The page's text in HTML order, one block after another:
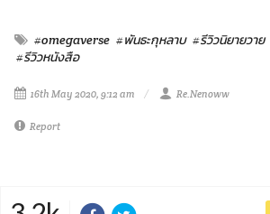
#omegaverse #พันธะกุหลาบ #รีวิวนิยายวาย
#รีวิวหนังสือ
16th May 2020, 9:12 am Re.Nenoww
Report